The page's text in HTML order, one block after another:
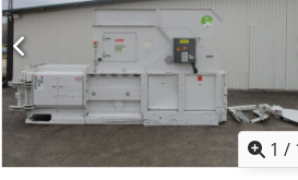
1 /